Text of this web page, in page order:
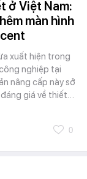
ở Việt Nam:
màn hình
xuất hiện trong
nghiệp tại
nâng cấp này sở
giá về thiết…
0